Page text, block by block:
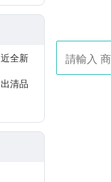
近全新
出清品